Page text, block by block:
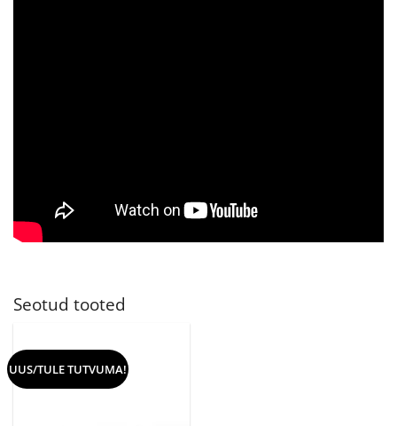
Seotud tooted
UUS/TULE TUTVUMA!